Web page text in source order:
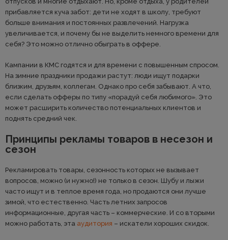
прибавляется куча забот: дети не ходят в школу, требуют
больше внимания и постоянных развлечений. Нагрузка
увеличивается, и почему бы не выделить немного времени для
себя? Это можно отлично обыграть в оффере.
Кампании в КМС годятся и для времени с повышенным спросом.
На зимние праздники продажи растут: люди ищут подарки
близким, друзьям, коллегам. Однако про себя забывают. А что,
если сделать офферы по типу «порадуй себя любимого». Это
может расширить количество потенциальных клиентов и
поднять средний чек.
Принципы рекламы товаров в несезон и
сезон
Рекламировать товары, сезонность которых не вызывает
вопросов, можно (и нужно!) не только в сезон. Шубу и лыжи
часто ищут и в теплое время года, но продаются они лучше
зимой, что естественно. Часть летних запросов
информационные, другая часть – коммерческие. И со вторыми
можно работать, эта аудитория – искатели хороших скидок.